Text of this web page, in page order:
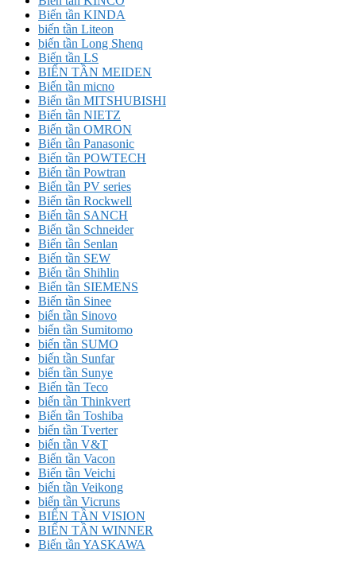
Biến tần KINDA
biến tần Liteon
biến tần Long Shenq
Biến tần LS
BIẾN TẦN MEIDEN
Biến tần micno
Biến tần MITSHUBISHI
Biến tần NIETZ
Biến tần OMRON
Biến tần Panasonic
Biến tần POWTECH
Biến tần Powtran
Biến tần PV series
Biến tần Rockwell
Biến tần SANCH
Biến tần Schneider
Biến tần Senlan
Biến tần SEW
Biến tần Shihlin
Biến tần SIEMENS
Biến tần Sinee
biến tần Sinovo
biến tần Sumitomo
biến tần SUMO
biến tần Sunfar
biến tần Sunye
Biến tần Teco
biến tần Thinkvert
Biến tần Toshiba
biến tần Tverter
biến tần V&T
Biến tần Vacon
Biến tần Veichi
biến tần Veikong
biến tần Vicruns
BIẾN TẦN VISION
BIẾN TẦN WINNER
Biến tần YASKAWA